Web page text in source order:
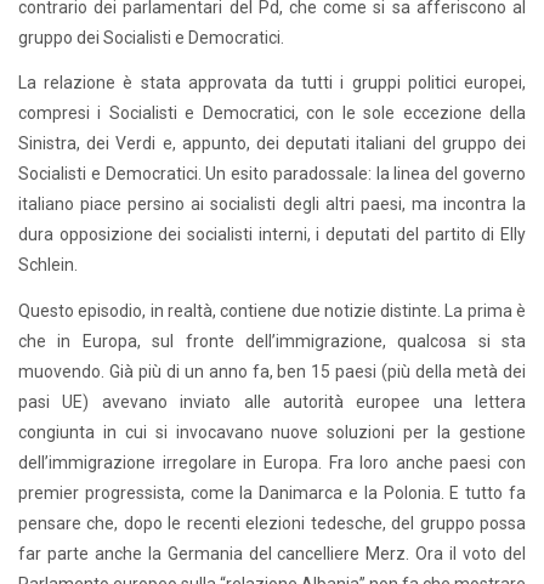
contrario dei parlamentari del Pd, che come si sa afferiscono al
gruppo dei Socialisti e Democratici.
La relazione è stata approvata da tutti i gruppi politici europei,
compresi i Socialisti e Democratici, con le sole eccezione della
Sinistra, dei Verdi e, appunto, dei deputati italiani del gruppo dei
Socialisti e Democratici. Un esito paradossale: la linea del governo
italiano piace persino ai socialisti degli altri paesi, ma incontra la
dura opposizione dei socialisti interni, i deputati del partito di Elly
Schlein.
Questo episodio, in realtà, contiene due notizie distinte. La prima è
che in Europa, sul fronte dell’immigrazione, qualcosa si sta
muovendo. Già più di un anno fa, ben 15 paesi (più della metà dei
pasi UE) avevano inviato alle autorità europee una lettera
congiunta in cui si invocavano nuove soluzioni per la gestione
dell’immigrazione irregolare in Europa. Fra loro anche paesi con
premier progressista, come la Danimarca e la Polonia. E tutto fa
pensare che, dopo le recenti elezioni tedesche, del gruppo possa
far parte anche la Germania del cancelliere Merz. Ora il voto del